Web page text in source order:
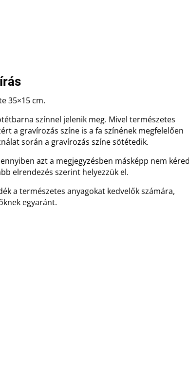
35×15 cm.
színnel jelenik meg. Mivel természetes
a gravírozás színe is a fa színének megfelelően
során a gravírozás színe sötétedik.
azt a megjegyzésben másképp nem
elrendezés szerint helyezzük el.
a természetes anyagokat kedvelők számára,
egyaránt.